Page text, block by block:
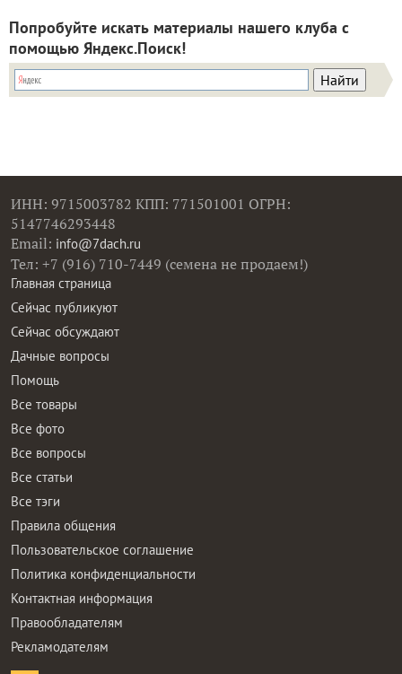
Попробуйте искать материалы нашего клуба с
помощью Яндекс.Поиск!
ИНН: 9715003782 КПП: 771501001 ОГРН:
5147746293448
Email: info@7dach.ru
Тел: +7 (916) 710-7449 (семена не продаем!)
Главная страница
Сейчас публикуют
Сейчас обсуждают
Дачные вопросы
Помощь
Все товары
Все фото
Все вопросы
Все статьи
Все тэги
Правила общения
Пользовательское соглашение
Политика конфиденциальности
Контактная информация
Правообладателям
Рекламодателям